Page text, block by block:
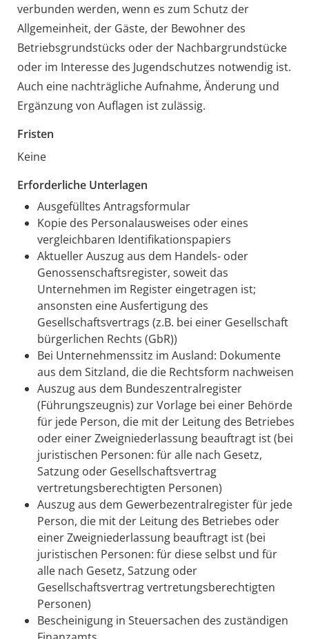
verbunden werden, wenn es zum Schutz der
Allgemeinheit, der Gäste, der Bewohner des
Betriebsgrundstücks oder der Nachbargrundstücke
oder im Interesse des Jugendschutzes notwendig ist.
Auch eine nachträgliche Aufnahme, Änderung und
Ergänzung von Auflagen ist zulässig.
Fristen
Keine
Erforderliche Unterlagen
Ausgefülltes Antragsformular
Kopie des Personalausweises oder eines
vergleichbaren Identifikationspapiers
Aktueller Auszug aus dem Handels- oder
Genossenschaftsregister, soweit das
Unternehmen im Register eingetragen ist;
ansonsten eine Ausfertigung des
Gesellschaftsvertrags (z.B. bei einer Gesellschaft
bürgerlichen Rechts (GbR))
Bei Unternehmenssitz im Ausland: Dokumente
aus dem Sitzland, die die Rechtsform nachweisen
Auszug aus dem Bundeszentralregister
(Führungszeugnis) zur Vorlage bei einer Behörde
für jede Person, die mit der Leitung des Betriebes
oder einer Zweigniederlassung beauftragt ist (bei
juristischen Personen: für alle nach Gesetz,
Satzung oder Gesellschaftsvertrag
vertretungsberechtigten Personen)
Auszug aus dem Gewerbezentralregister für jede
Person, die mit der Leitung des Betriebes oder
einer Zweigniederlassung beauftragt ist (bei
juristischen Personen: für diese selbst und für
alle nach Gesetz, Satzung oder
Gesellschaftsvertrag vertretungsberechtigten
Personen)
Bescheinigung in Steuersachen des zuständigen